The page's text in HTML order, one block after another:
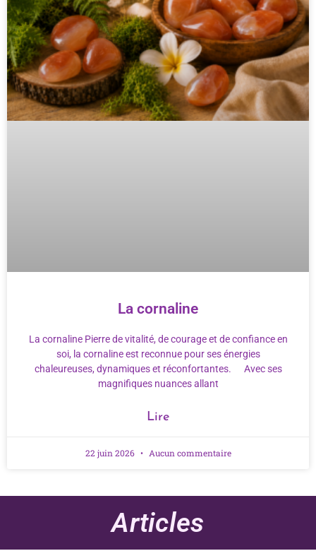
La cornaline
La cornaline Pierre de vitalité, de courage et de confiance en
soi, la cornaline est reconnue pour ses énergies
chaleureuses, dynamiques et réconfortantes. Avec ses
magnifiques nuances allant
Lire
22 juin 2026 Aucun commentaire
Articles